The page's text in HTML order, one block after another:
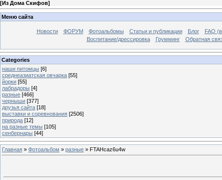
[Из Дома Скифов]
Меню сайта
Новости ФОРУМ Фотоальбомы Статьи и публикации Блог
FAQ
Воспитание/дрессировка
Грумминг Обратная
Categories
наши питомцы [6]
среднеазиатская овчарка [55]
йорки [55]
лабрадоры [4]
разные [466]
черныши [377]
друзья сайта [18]
выставки и соревнования [2506]
природа [12]
на разные темы [105]
сенбернары [44]
Главная » Фотоальбом » разные » FTAHcaz6u4w